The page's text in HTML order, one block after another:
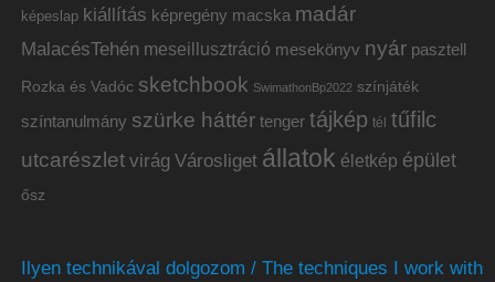
képeslap kiállítás képregény macska madár
MalacésTehén meseillusztráció mesekönyv nyár pasztell
Rozka és Vadóc sketchbook SwimathonBp2022 színjáték
színtanulmány szürke háttér tenger tájkép tél tűfilc
utcarészlet virág Városliget állatok életkép épület
ősz
Ilyen technikával dolgozom / The techniques I work with